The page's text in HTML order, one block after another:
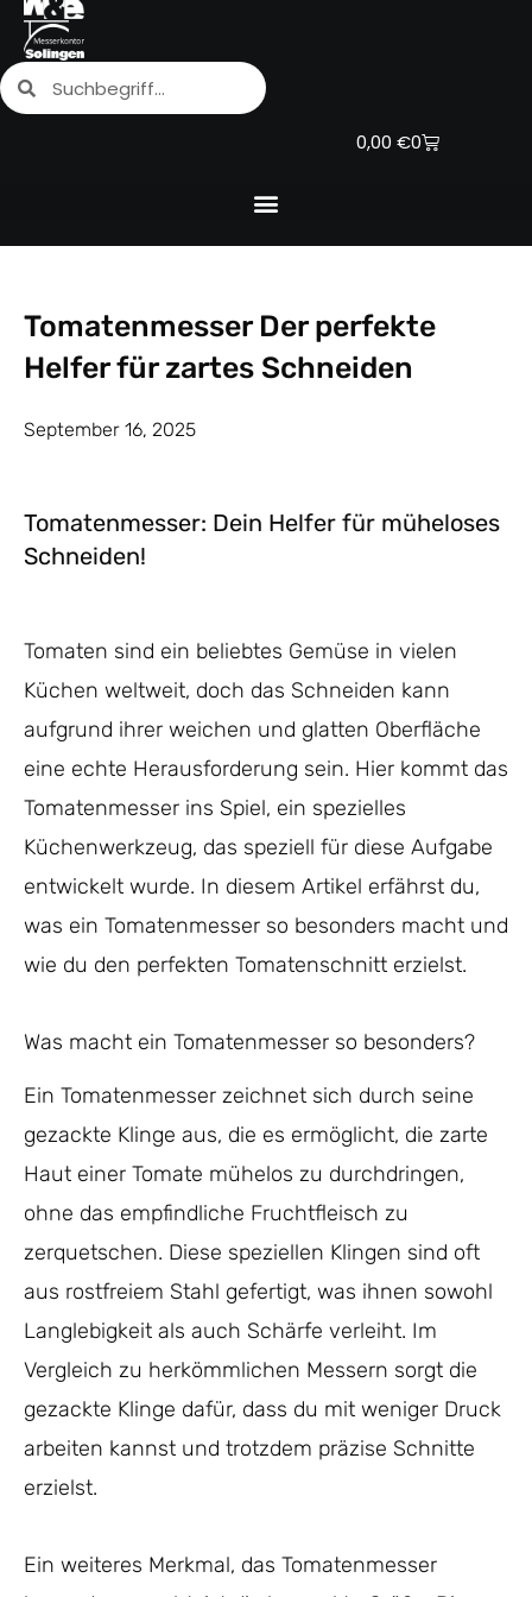
Zum
Inhalt
springen
SucheSuche
0,00 €0
Warenkorb
Tomatenmesser Der perfekte
Helfer für zartes Schneiden
September 16, 2025
Tomatenmesser: Dein Helfer für müheloses
Schneiden!
Tomaten sind ein beliebtes Gemüse in vielen
Küchen weltweit, doch das Schneiden kann
aufgrund ihrer weichen und glatten Oberfläche
eine echte Herausforderung sein. Hier kommt das
Tomatenmesser ins Spiel, ein spezielles
Küchenwerkzeug, das speziell für diese Aufgabe
entwickelt wurde. In diesem Artikel erfährst du,
was ein Tomatenmesser so besonders macht und
wie du den perfekten Tomatenschnitt erzielst.
Was macht ein Tomatenmesser so besonders?
Ein Tomatenmesser zeichnet sich durch seine
gezackte Klinge aus, die es ermöglicht, die zarte
Haut einer Tomate mühelos zu durchdringen,
ohne das empfindliche Fruchtfleisch zu
zerquetschen. Diese speziellen Klingen sind oft
aus rostfreiem Stahl gefertigt, was ihnen sowohl
Langlebigkeit als auch Schärfe verleiht. Im
Vergleich zu herkömmlichen Messern sorgt die
gezackte Klinge dafür, dass du mit weniger Druck
arbeiten kannst und trotzdem präzise Schnitte
erzielst.
Ein weiteres Merkmal, das Tomatenmesser